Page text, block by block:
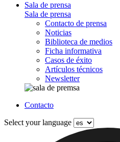
Sala de prensa
Sala de prensa
Contacto de prensa
Noticias
Biblioteca de medios
Ficha informativa
Casos de éxito
Artículos técnicos
Newsletter
Contacto
Select your language